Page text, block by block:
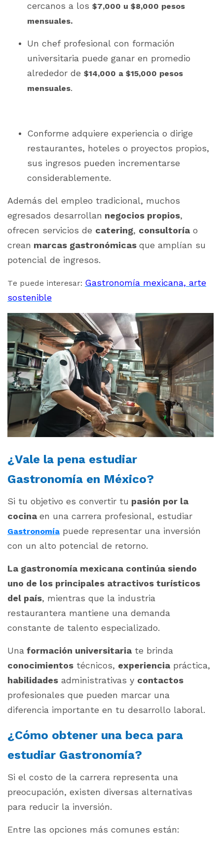
cercanos a los $7,000 u $8,000 pesos
mensuales.
Un chef profesional con formación
universitaria puede ganar en promedio
alrededor de $14,000 a $15,000 pesos
mensuales.
Conforme adquiere experiencia o dirige
restaurantes, hoteles o proyectos propios,
sus ingresos pueden incrementarse
considerablemente.
Además del empleo tradicional, muchos
egresados desarrollan negocios propios,
ofrecen servicios de catering, consultoría o
crean marcas gastronómicas que amplían su
potencial de ingresos.
Te puede interesar: Gastronomía mexicana, arte
sostenible
¿Vale la pena estudiar
Gastronomía en México?
Si tu objetivo es convertir tu pasión por la
cocina en una carrera profesional, estudiar
Gastronomía puede representar una inversión
con un alto potencial de retorno.
La gastronomía mexicana continúa siendo
uno de los principales atractivos turísticos
del país, mientras que la industria
restaurantera mantiene una demanda
constante de talento especializado.
Una formación universitaria te brinda
conocimientos técnicos, experiencia práctica,
habilidades administrativas y contactos
profesionales que pueden marcar una
diferencia importante en tu desarrollo laboral.
¿Cómo obtener una beca para
estudiar Gastronomía?
Si el costo de la carrera representa una
preocupación, existen diversas alternativas
para reducir la inversión.
Entre las opciones más comunes están: